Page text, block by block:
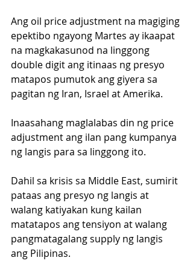
Ang oil price adjustment na magiging
epektibo ngayong Martes ay ikaapat
na magkakasunod na linggong
double digit ang itinaas ng presyo
matapos pumutok ang giyera sa
pagitan ng Iran, Israel at Amerika.
Inaasahang maglalabas din ng price
adjustment ang ilan pang kumpanya
ng langis para sa linggong ito.
Dahil sa krisis sa Middle East, sumirit
pataas ang presyo ng langis at
walang katiyakan kung kailan
matatapos ang tensiyon at walang
pangmatagalang supply ng langis
ang Pilipinas.